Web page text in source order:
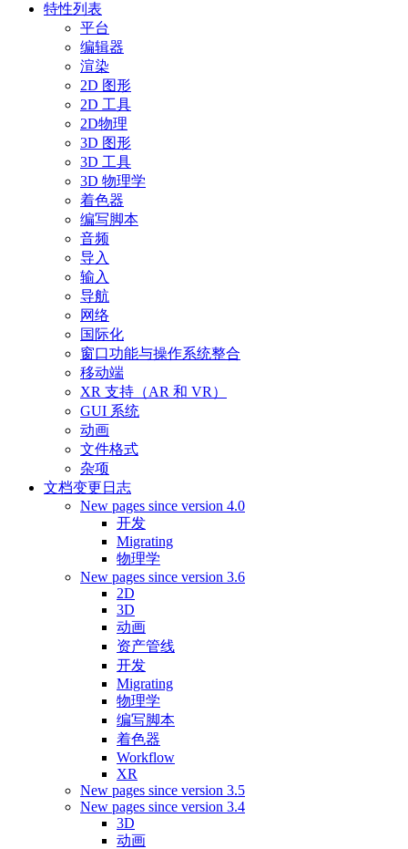
特性列表
平台
编辑器
渲染
2D 图形
2D 工具
2D物理
3D 图形
3D 工具
3D 物理学
着色器
编写脚本
音频
导入
输入
导航
网络
国际化
窗口功能与操作系统整合
移动端
XR 支持（AR 和 VR）
GUI 系统
动画
文件格式
杂项
文档变更日志
New pages since version 4.0
开发
Migrating
物理学
New pages since version 3.6
2D
3D
动画
资产管线
开发
Migrating
物理学
编写脚本
着色器
Workflow
XR
New pages since version 3.5
New pages since version 3.4
3D
动画